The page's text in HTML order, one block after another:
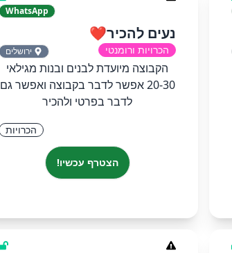
WhatsApp
נעים להכיר❤️
הכרויות ורומנטי ירושלים
הקבוצה מיועדת לבנים ובנות מגילאי
20-30 אפשר לדבר בקבוצה ואפשר גם
לדבר בפרטי ולהכיר
הכרויות
הצטרף עכשיו!